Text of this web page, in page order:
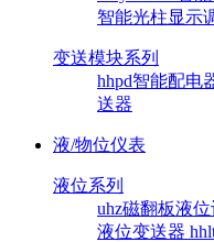
智能光柱显示
变送模块系列
hhpd智能配电
送器
液/物位仪表
液位系列
uhz磁翻板液
液位变送器